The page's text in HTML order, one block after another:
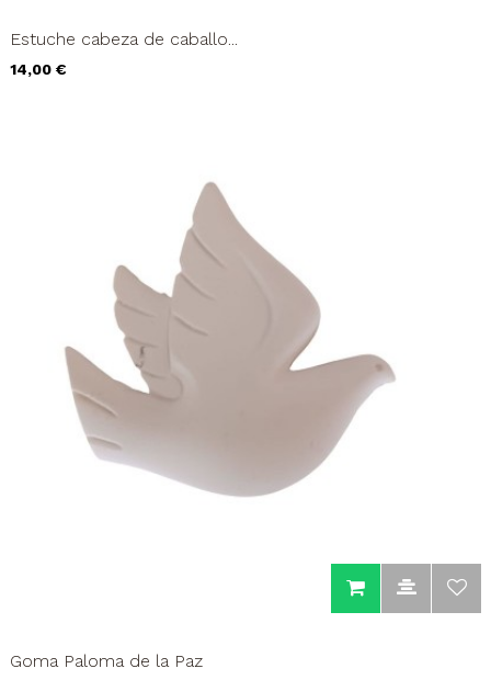
Estuche cabeza de caballo...
Precio
14,00 €
Goma Paloma de la Paz